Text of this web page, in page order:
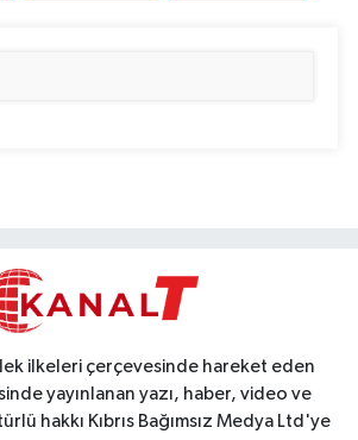
ilkeleri çerçevesinde hareket eden
yayınlanan yazı, haber, video ve
hakkı Kıbrıs Bağımsız Medya Ltd'ye